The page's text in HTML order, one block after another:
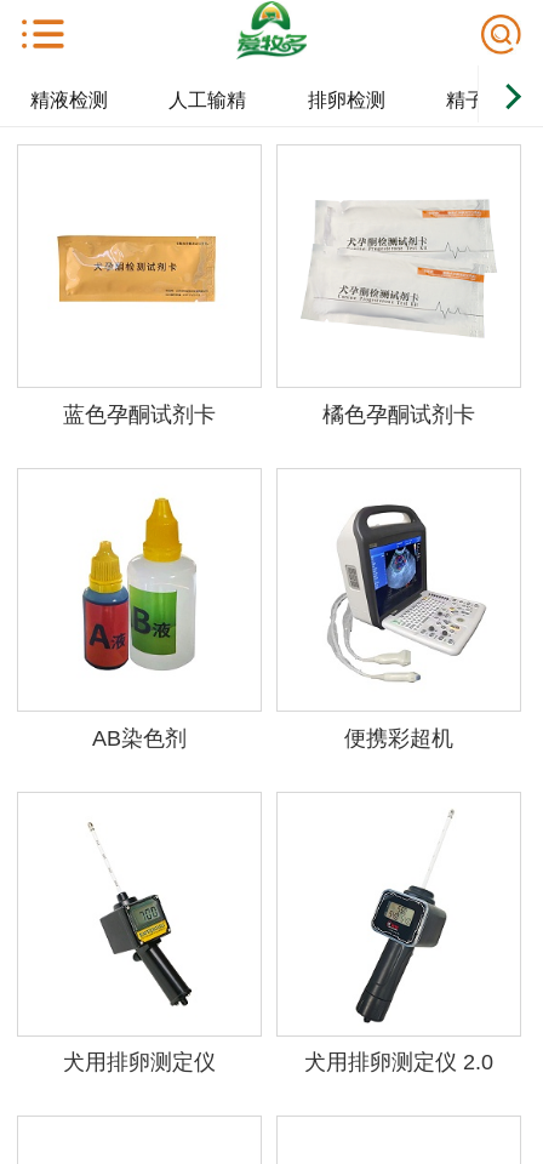
精液检测 人工输精 排卵检测 精子保存
蓝色孕酮试剂卡 橘色孕酮试剂卡
AB染色剂 便携彩超机
犬用排卵测定仪 犬用排卵测定仪 2.0